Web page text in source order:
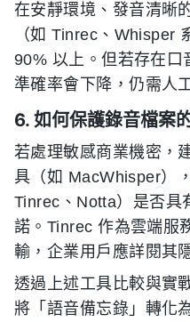
在安靜環境、發音清晰
（如 Tinrec、Whisper
90% 以上。但若存在口
準確率會下降，仍需人
6. 如何保護錄音檔案
若處理敏感商業機密，
具（如 MacWhisper）
Tinrec、Notta）是否具
諾。Tinrec 作為雲端服
輸，企業用戶應詳閱其
透過上述工具比較與實
將「語音備忘錄」轉化